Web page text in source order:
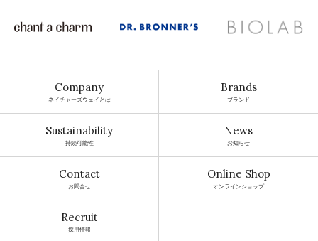
Company
ネイチャーズウェイとは
Brands
ブランド
Sustainability
持続可能性
News
お知らせ
Contact
お問合せ
Online Shop
オンラインショップ
Recruit
採用情報